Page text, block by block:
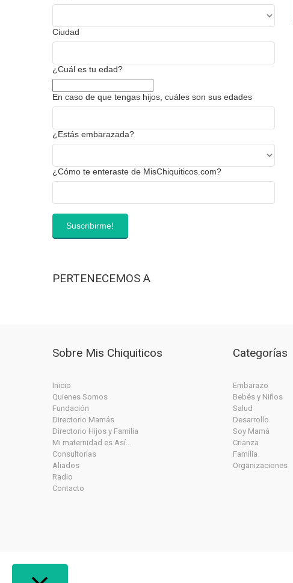
Ciudad
¿Cuál es tu edad?
En caso de que tengas hijos, cuáles son sus edades
¿Estás embarazada?
¿Cómo te enteraste de MisChiquiticos.com?
PERTENECEMOS A
Sobre Mis Chiquiticos
Inicio
Quienes Somos
Fundación
Directorio Mamás
Directorio Hijos y Familia
Mi maternidad es Así…
Consultorías
Aliados
Radio
Contacto
Categorías
Embarazo
Bebés y Niños
Salud
Desarrollo
Soy Mamá
Crianza
Familia
Organizaciones